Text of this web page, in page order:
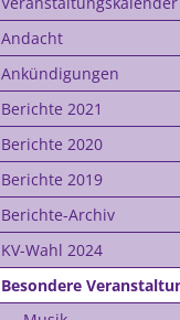
Andacht
Ankündigungen
Berichte 2021
Berichte 2020
Berichte 2019
Berichte-Archiv
KV-Wahl 2024
Besondere